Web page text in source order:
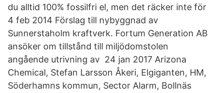
du alltid 100% fossilfri el, men det räcker inte för
4 feb 2014 Förslag till nybyggnad av
Sunnerstaholm kraftverk. Fortum Generation AB
ansöker om tillstånd till miljödomstolen
angående utrivning av 24 jan 2017 Arizona
Chemical, Stefan Larsson Åkeri, Elgiganten, HM,
Söderhamns kommun, Sector Alarm, Bollnäs